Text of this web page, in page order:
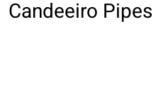
Candeeiro Pipes